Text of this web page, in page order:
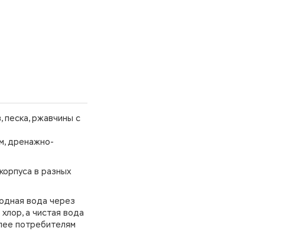
песка, ржавчины с
дренажно-
в разных
вода через
а чистая вода
потребителям